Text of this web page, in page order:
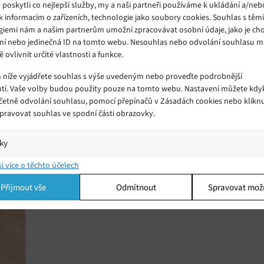
poskytli co nejlepší služby, my a naši partneři používáme k ukládání a/
informacím o zařízeních, technologie jako soubory cookies. Souhlas s
nám a našim partnerům umožní zpracovávat osobní údaje, jako je
nebo jedinečná ID na tomto webu. Nesouhlas nebo odvolání souhlasu
ovlivnit určité vlastnosti a funkce.
vyjádřete souhlas s výše uvedeným nebo proveďte podrobnější
Vaše volby budou použity pouze na tomto webu. Nastavení můžete
odvolání souhlasu, pomocí přepínačů v Zásadách cookies nebo
souhlas ve spodní části obrazovky.
a/nebo přístup k informacím v zařízení, Porozumění publiku
kombinací údajů z různých zdrojů.
a/nebo přístup k informacím v zařízení, Použití omezených údajů k výběru
profilů pro personalizovanou reklamu, Používání profilů k výběru
více o těchto účelech
Přijmout vše Odmítnout Spravovat
Lenovo představilo pět nových tabletů
Pátek 24. 08. 2018 Redakce
Lenovo představilo pět nových tabletů – Lenovo Tab
E7, Tab E8, Tab E10, Tab M10 a Tab P10.